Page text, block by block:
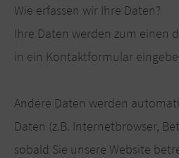
Wie erfassen wir Ihre Daten?
Ihre Daten werden zum einen
in ein Kontaktformular
Andere Daten werden
Daten (z.B. Internetbrowser,
sobald Sie unsere Website